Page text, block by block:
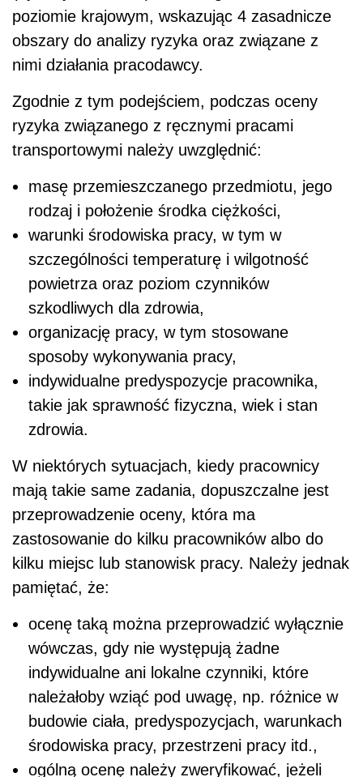
poziomie krajowym, wskazując 4 zasadnicze
obszary do analizy ryzyka oraz związane z
nimi działania pracodawcy.
Zgodnie z tym podejściem, podczas oceny
ryzyka związanego z ręcznymi pracami
transportowymi należy uwzględnić:
masę przemieszczanego przedmiotu, jego
rodzaj i położenie środka ciężkości,
warunki środowiska pracy, w tym w
szczególności temperaturę i wilgotność
powietrza oraz poziom czynników
szkodliwych dla zdrowia,
organizację pracy, w tym stosowane
sposoby wykonywania pracy,
indywidualne predyspozycje pracownika,
takie jak sprawność fizyczna, wiek i stan
zdrowia.
W niektórych sytuacjach, kiedy pracownicy
mają takie same zadania, dopuszczalne jest
przeprowadzenie oceny, która ma
zastosowanie do kilku pracowników albo do
kilku miejsc lub stanowisk pracy. Należy jednak
pamiętać, że:
ocenę taką można przeprowadzić wyłącznie
wówczas, gdy nie występują żadne
indywidualne ani lokalne czynniki, które
należałoby wziąć pod uwagę, np. różnice w
budowie ciała, predyspozycjach, warunkach
środowiska pracy, przestrzeni pracy itd.,
ogólną ocenę należy zweryfikować, jeżeli